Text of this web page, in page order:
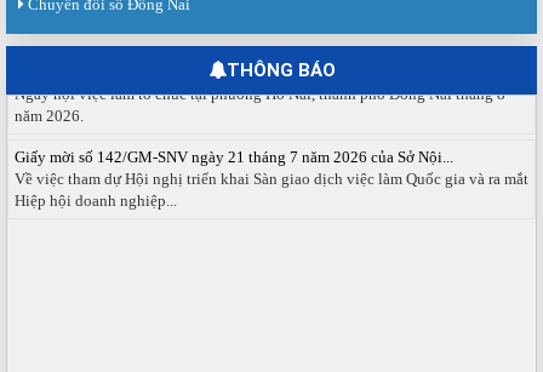
Chuyển đổi số Đồng Nai
THÔNG BÁO
tháng 08 năm 2026.
Ngày hội việc làm phường Hố Nai tháng 8 năm 2026
Ngày hội việc làm tổ chức tại phường Hố Nai, thành phố Đồng Nai tháng 8
năm 2026.
Về việc tham dự Hội nghị triển khai Sàn giao dịch việc làm Quốc gia và ra mắt
Hiệp hội doanh nghiệp...